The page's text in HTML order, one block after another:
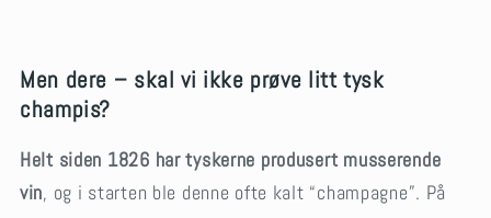
Men dere – skal vi ikke prøve litt tysk
champis?
Helt siden 1826 har tyskerne produsert musserende
vin, og i starten ble denne ofte kalt “champagne”. På